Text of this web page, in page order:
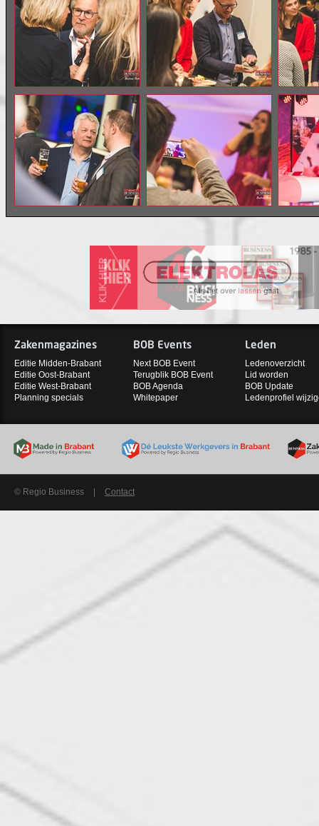
Zakenmagazines
Editie Midden-Brabant
Editie Oost-Brabant
Editie West-Brabant
Planning specials
BOB Events
Next BOB Event
Terugblik BOB Event
BOB Agenda
Whitepaper
Leden
Ledenoverzicht
Lid worden
BOB Update
Ledenprofiel
© Regio Business Contact